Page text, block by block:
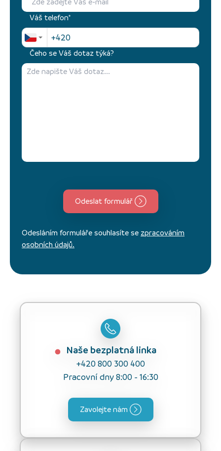
Váš telefon*
Čeho se Váš dotaz týká?
Odeslat formulář
Odesláním formuláře souhlasíte se zpracováním
osobních údajů.
Naše bezplatná linka
+420 800 300 400
Pracovní dny 8:00 - 16:30
Zavolejte nám